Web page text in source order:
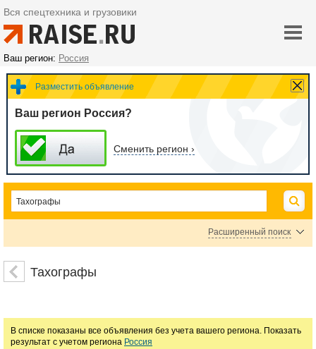
Вся спецтехника и грузовики
Ваш регион: Россия
Разместить объявление
Ваш регион Россия?
Сменить регион ›
Расширенный поиск
ЦенаТахографы
В списке показаны все объявления без учета вашего региона. Показать
результат с учетом региона Россия